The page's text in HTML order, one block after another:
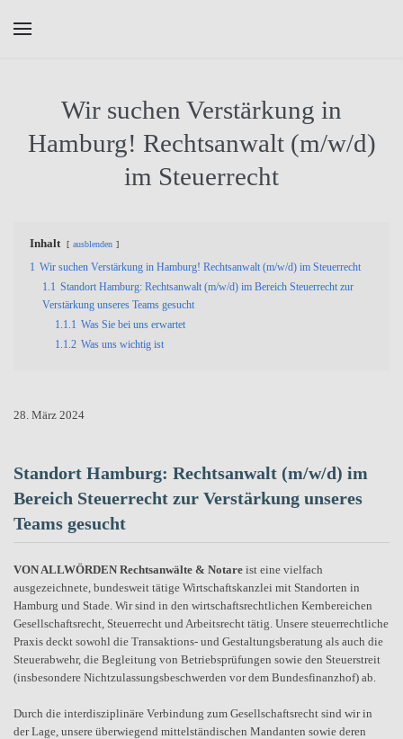
Wir suchen Verstärkung in
Hamburg! Rechtsanwalt (m/w/d)
im Steuerrecht
Inhalt ausblenden
1 Wir suchen Verstärkung in Hamburg! Rechtsanwalt (m/w/d) im Steuerrecht
1.1 Standort Hamburg: Rechtsanwalt (m/w/d) im Bereich Steuerrecht zur
Verstärkung unseres Teams gesucht
1.1.1 Was Sie bei uns erwartet
1.1.2 Was uns wichtig ist
28. März 2024
Standort Hamburg: Rechtsanwalt (m/w/d) im
Bereich Steuerrecht zur Verstärkung unseres
Teams gesucht
VON ALLWÖRDEN Rechtsanwälte & Notare ist eine vielfach
ausgezeichnete, bundesweit tätige Wirtschaftskanzlei mit Standorten in
Hamburg und Stade. Wir sind in den wirtschaftsrechtlichen Kernbereichen
Gesellschaftsrecht, Steuerrecht und Arbeitsrecht tätig. Unsere steuerrechtliche
Praxis deckt sowohl die Transaktions- und Gestaltungsberatung als auch die
Steuerabwehr, die Begleitung von Betriebsprüfungen sowie den Steuerstreit
(insbesondere Nichtzulassungsbeschwerden vor dem Bundesfinanzhof) ab.
Durch die interdisziplinäre Verbindung zum Gesellschaftsrecht sind wir in
der Lage, unsere überwiegend mittelständischen Mandanten sowie deren